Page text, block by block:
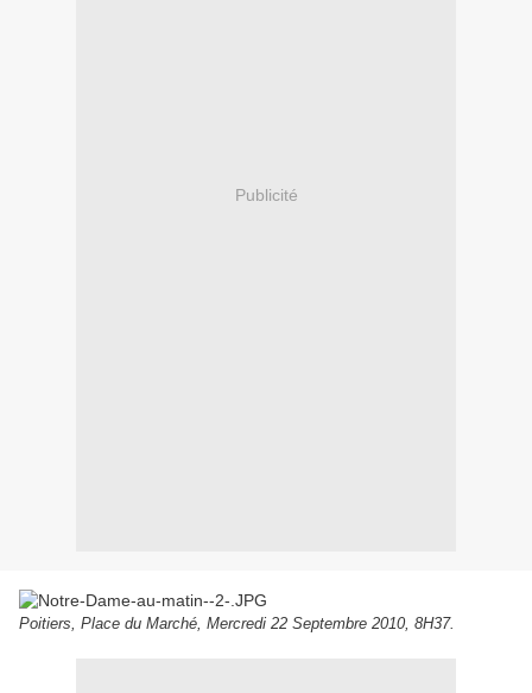
Publicité
Poitiers, Place du Marché, Mercredi 22 Septembre 2010, 8H37.